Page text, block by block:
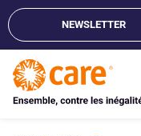
NEWSLETTER